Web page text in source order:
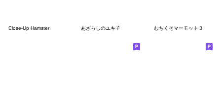
Close-Up Hamster あざらしのユキ子 むちくそマーモット３